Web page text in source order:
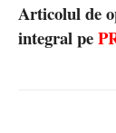
Articolul de
integral pe